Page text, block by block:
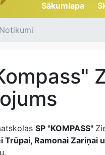
Sākumlapa
Notikumi
SP "KOMPASS"
Trūpai, Ramonai Zariņai